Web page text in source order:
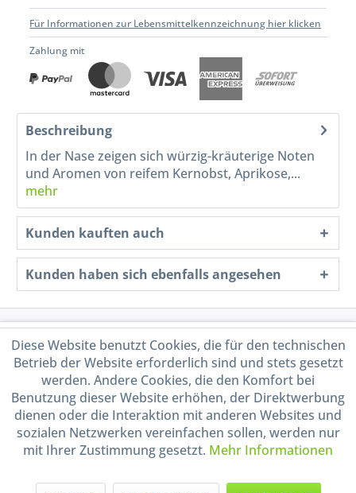
Für Informationen zur Lebensmittelkennzeichnung hier klicken
Zahlung mit
Beschreibung
In der Nase zeigen sich würzig-kräuterige Noten
und Aromen von reifem Kernobst, Aprikose,...
mehr
Kunden kauften auch
Kunden haben sich ebenfalls angesehen
Service Hotline
Shop Service
Informationen
Handel mit BIO-Weinen
durch DE-ÖKO-009
Diese Website benutzt Cookies, die für den technischen
Betrieb der Website erforderlich sind und stets gesetzt
werden. Andere Cookies, die den Komfort bei
Benutzung dieser Website erhöhen, der Direktwerbung
dienen oder die Interaktion mit anderen Websites und
sozialen Netzwerken vereinfachen sollen, werden nur
mit Ihrer Zustimmung gesetzt. Mehr Informationen